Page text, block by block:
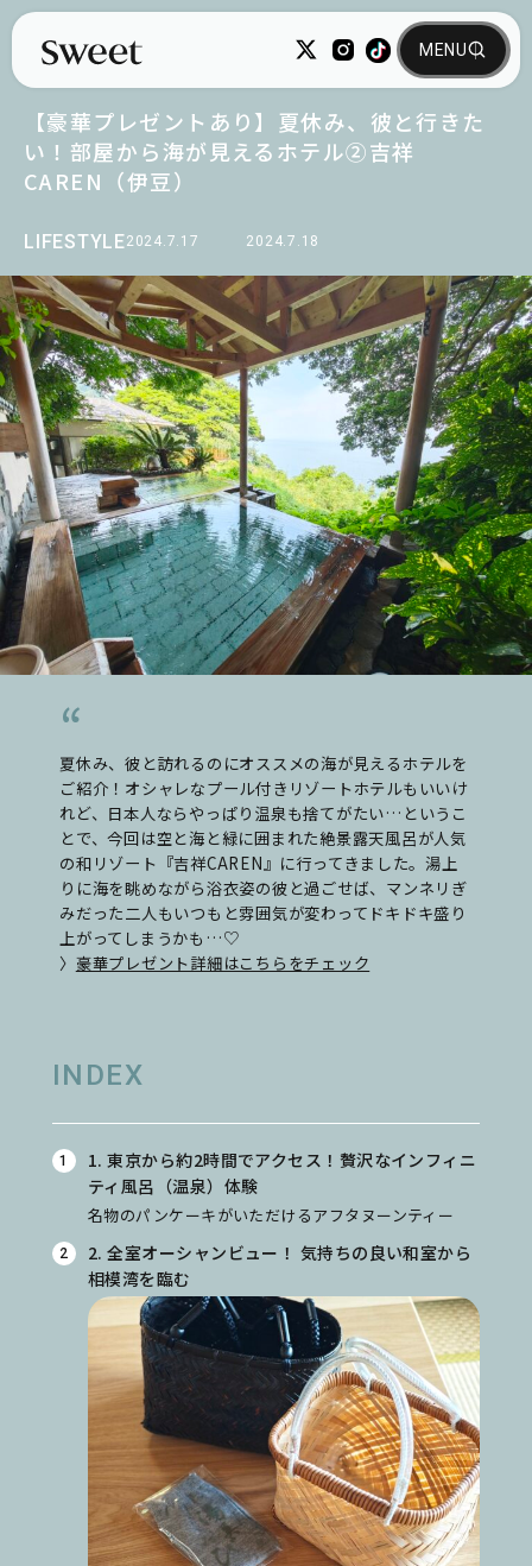
LIFESTYLE2024.7.17 2024.7.18
【豪華プレゼントあり】夏休み、彼と行きた
い！部屋から海が見えるホテル②吉祥
CAREN（伊豆）
夏休み、彼と訪れるのにオススメの海が見えるホテルを
ご紹介！オシャレなプール付きリゾートホテルもいいけ
れど、日本人ならやっぱり温泉も捨てがたい…というこ
とで、今回は空と海と緑に囲まれた絶景露天風呂が人気
の和リゾート『吉祥CAREN』に行ってきました。湯上
りに海を眺めながら浴衣姿の彼と過ごせば、マンネリぎ
みだった二人もいつもと雰囲気が変わってドキドキ盛り
上がってしまうかも…♡
〉 豪華プレゼント詳細はこちらをチェック
INDEX
1. 東京から約2時間でアクセス！贅沢なインフィニ
ティ風呂（温泉）体験
名物のパンケーキがいただけるアフタヌーンティー
2. 全室オーシャンビュー！ 気持ちの良い和室から
相模湾を臨む